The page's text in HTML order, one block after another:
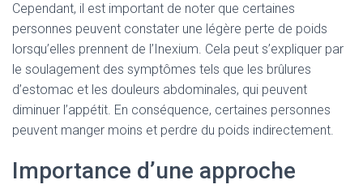
Cependant, il est important de noter que certaines
personnes peuvent constater une légère perte de poids
lorsqu’elles prennent de l’Inexium. Cela peut s’expliquer par
le soulagement des symptômes tels que les brûlures
d’estomac et les douleurs abdominales, qui peuvent
diminuer l’appétit. En conséquence, certaines personnes
peuvent manger moins et perdre du poids indirectement.
Importance d’une approche